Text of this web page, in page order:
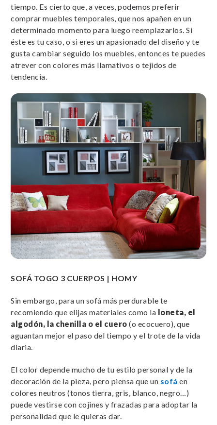
tiempo. Es cierto que, a veces, podemos preferir
comprar muebles temporales, que nos apañen en un
determinado momento para luego reemplazarlos. Si
éste es tu caso, o si eres un apasionado del diseño y te
gusta cambiar seguido los muebles, entonces te puedes
atrever con colores más llamativos o tejidos de
tendencia.
SOFÁ TOGO 3 CUERPOS | HOMY
Sin embargo, para un sofá más perdurable te
recomiendo que elijas materiales como la loneta, el
algodón, la chenilla o el cuero (o ecocuero), que
aguantan mejor el paso del tiempo y el trote de la vida
diaria.
El color depende mucho de tu estilo personal y de la
decoración de la pieza, pero piensa que un sofá en
colores neutros (tonos tierra, gris, blanco, negro…)
puede vestirse con cojines y frazadas para adoptar la
personalidad que le quieras dar.